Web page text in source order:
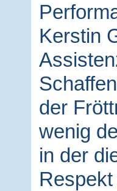
Kerstin
der
wenig
in der